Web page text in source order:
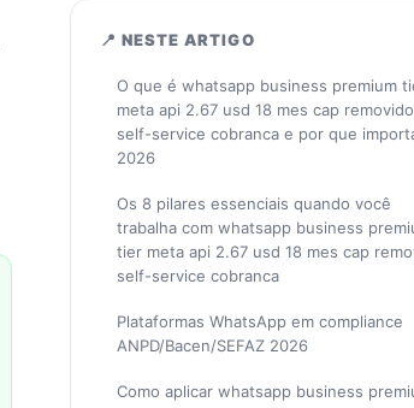
📍 NESTE ARTIGO
O que é whatsapp business premium
meta api 2.67 usd 18 mes cap removido
self-service cobranca e por que
2026
Os 8 pilares essenciais quando você
trabalha com whatsapp business
tier meta api 2.67 usd 18 mes cap
self-service cobranca
Plataformas WhatsApp em compliance
ANPD/Bacen/SEFAZ 2026
Como aplicar whatsapp business